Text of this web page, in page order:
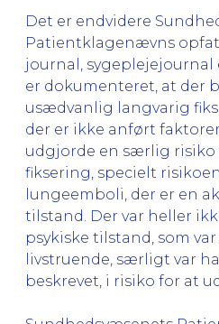
Det er endvidere
Patientklagenævns
journal,
er dokumenteret, at der
usædvanlig langvarig
der er ikke anført
udgjorde en særlig
fiksering, specielt
lungeemboli, der er en
tilstand. Der var heller
psykiske tilstand, som
livstruende, særligt var
beskrevet, i risiko for at